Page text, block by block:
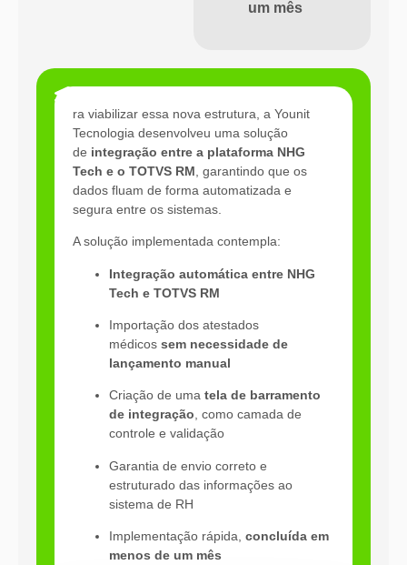
um mês
Resultados
ra viabilizar essa nova estrutura, a Younit
Tecnologia desenvolveu uma solução
de integração entre a plataforma NHG
Tech e o TOTVS RM , garantindo que os
dados fluam de forma automatizada e
segura entre os sistemas.
A solução implementada contempla:
Integração automática entre NHG
Tech e TOTVS RM
Importação dos atestados
médicos sem necessidade de
lançamento manual
Criação de uma tela de barramento
de integração, como camada de
controle e validação
Garantia de envio correto e
estruturado das informações ao
sistema de RH
Implementação rápida, concluída em
menos de um mês